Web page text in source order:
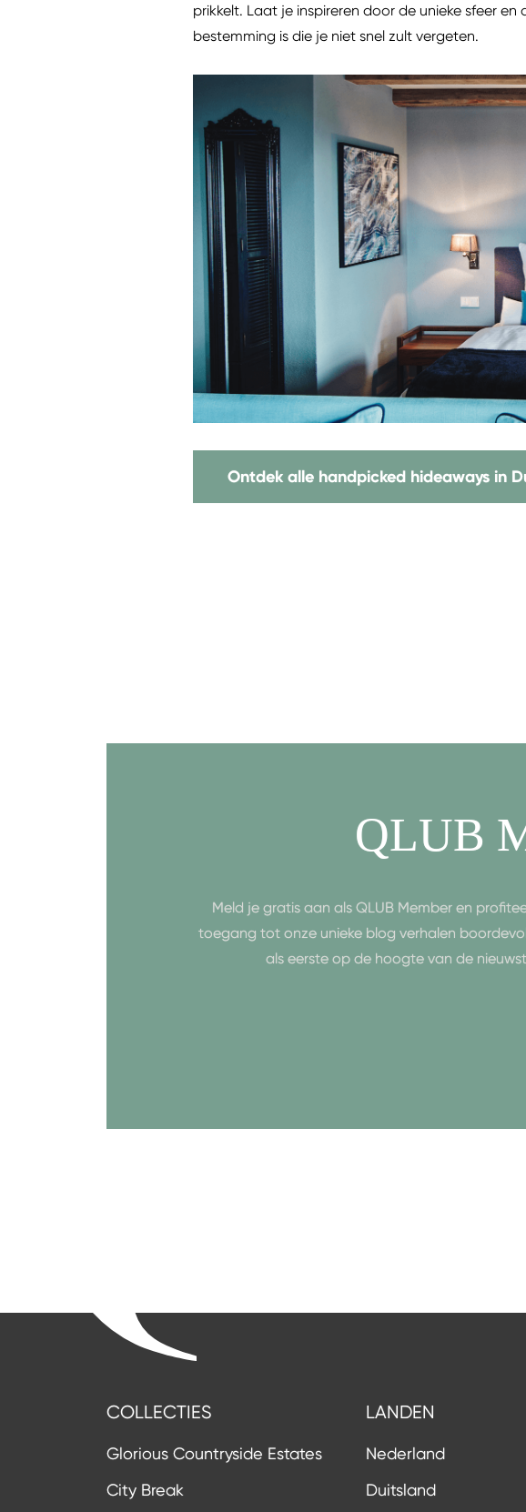
prikkelt. Laat je inspireren door de unieke sfeer
bestemming is die je niet snel zult vergeten.
Ontdek alle handpicked hideaways in
QLUB
Meld je gratis aan als QLUB Member en
toegang tot onze unieke blog verhalen
als eerste op de hoogte van de
COLLECTIES
Glorious Countryside Estates
City Break
LANDEN
Nederland
Duitsland